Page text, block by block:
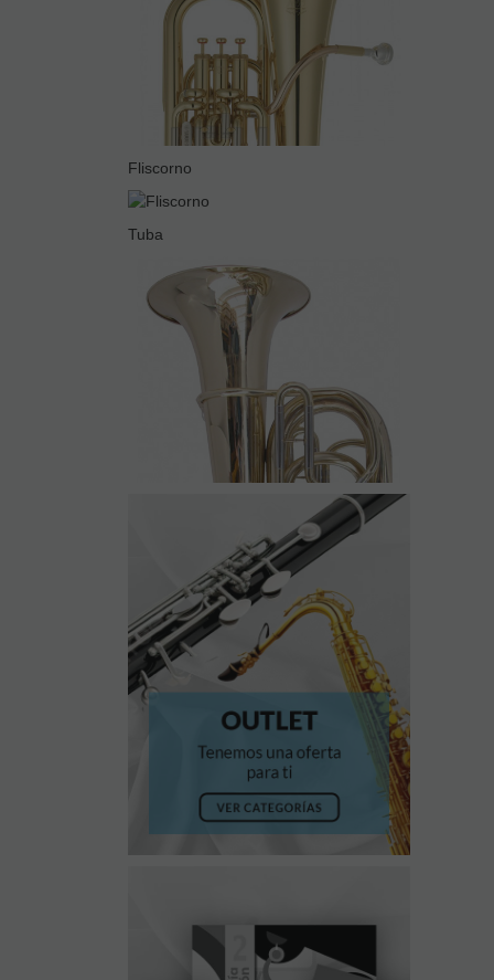
Fliscorno
Tuba